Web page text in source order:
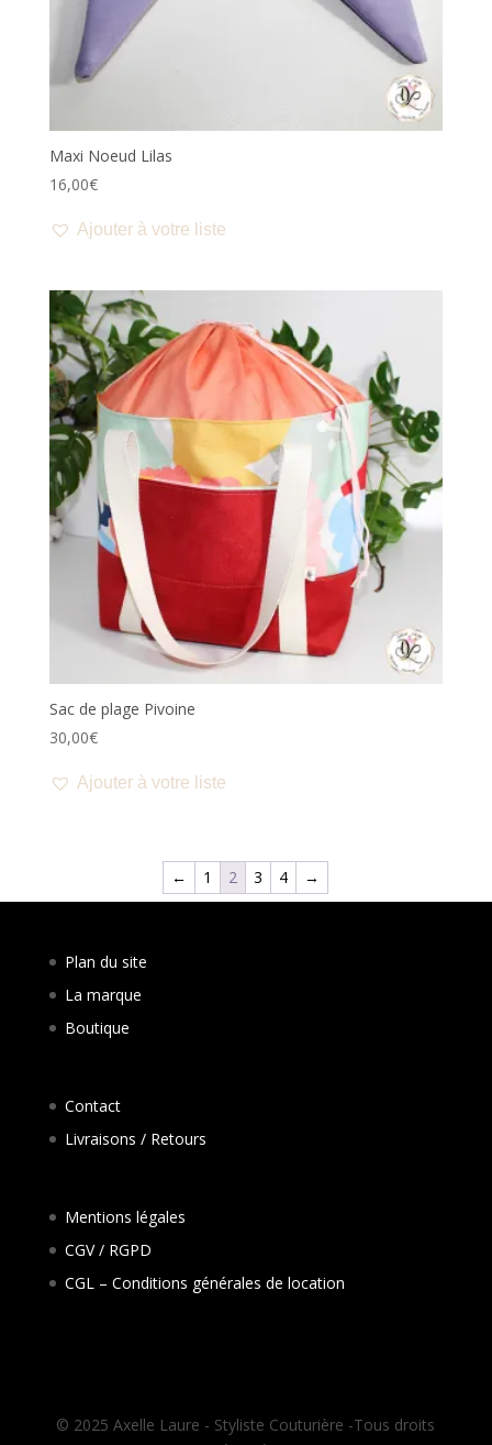
Maxi Noeud Lilas
16,00€
Ajouter à votre liste
Sac de plage Pivoine
30,00€
Ajouter à votre liste
← 1 2 3 4 →
Plan du site
La marque
Boutique
Contact
Livraisons / Retours
Mentions légales
CGV / RGPD
CGL – Conditions générales de location
© 2025 Axelle Laure - Styliste Couturière -Tous droits